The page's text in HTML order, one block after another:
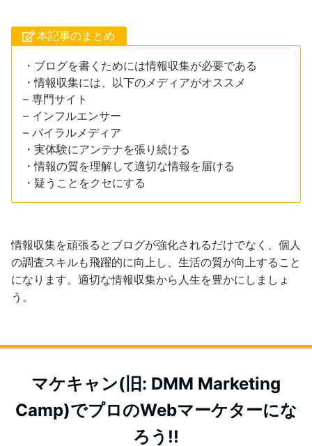
本記事のまとめ
・ブログを書くためには情報収集が必要である
・情報収集には、以下のメディアがオススメ
– 専門サイト
– インフルエンサー
– バイラルメディア
・実体験にアンテナを張り続ける
・情報の質を理解して適切な情報を届ける
・疑うことをクセにする
情報収集を頑張るとブログが強化されるだけでなく、個人
の調査スキルも飛躍的に向上し、生活の質が向上すること
になります。適切な情報収集から人生を豊かにしましょ
う。
マケキャン(旧: DMM Marketing
Camp)でプロのWebマーケターにな
ろう!!